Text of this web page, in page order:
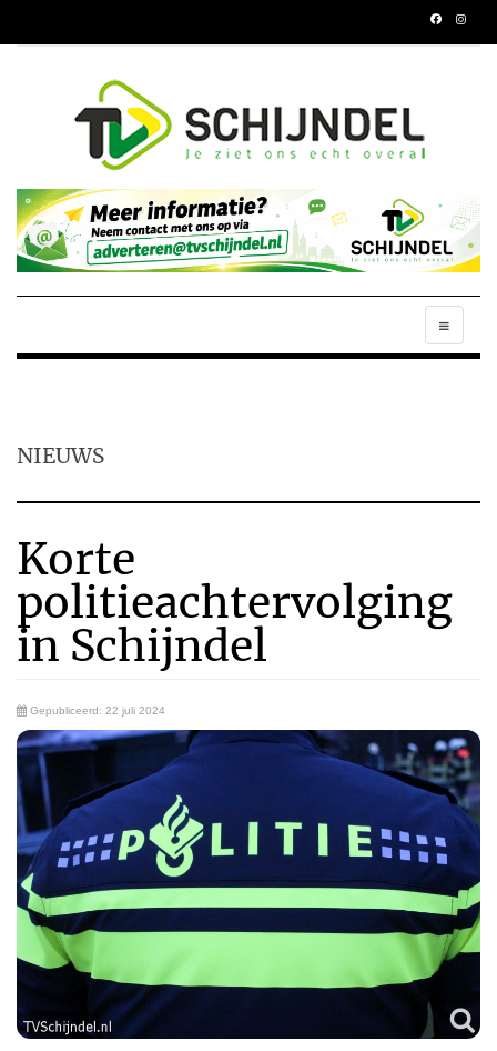
NIEUWS
Korte
politieachtervolging
in Schijndel
Gepubliceerd: 22 juli 2024